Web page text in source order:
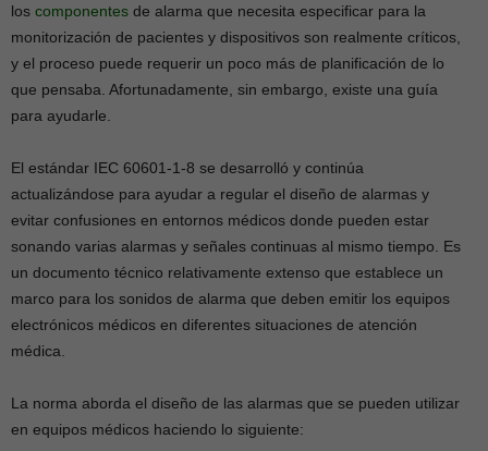
los componentes de alarma que necesita especificar para la
monitorización de pacientes y dispositivos son realmente críticos,
y el proceso puede requerir un poco más de planificación de lo
que pensaba. Afortunadamente, sin embargo, existe una guía
para ayudarle.
El estándar IEC 60601-1-8 se desarrolló y continúa
actualizándose para ayudar a regular el diseño de alarmas y
evitar confusiones en entornos médicos donde pueden estar
sonando varias alarmas y señales continuas al mismo tiempo. Es
un documento técnico relativamente extenso que establece un
marco para los sonidos de alarma que deben emitir los equipos
electrónicos médicos en diferentes situaciones de atención
médica.
La norma aborda el diseño de las alarmas que se pueden utilizar
en equipos médicos haciendo lo siguiente: